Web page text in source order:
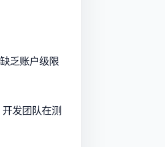
乏账户级限
发团队在测